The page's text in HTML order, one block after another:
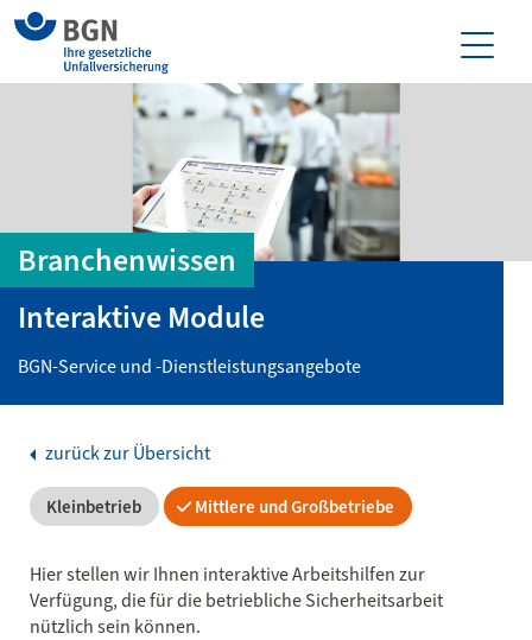
Branchenwissen
Interaktive Module
BGN-Service und -Dienstleistungsangebote
zurück zur Übersicht
Kleinbetrieb Mittlere und Großbetriebe
Hier stellen wir Ihnen interaktive Arbeitshilfen zur
Verfügung, die für die betriebliche Sicherheitsarbeit
nützlich sein können.